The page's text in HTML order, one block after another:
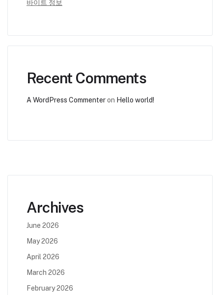
바이트 정보
Recent Comments
A WordPress Commenteron Hello world!
Archives
June 2026
May 2026
April 2026
March 2026
February 2026